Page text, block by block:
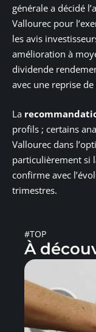
générale a décidé
Vallourec pour
les avis
amélioration à
dividende
avec une reprise de
La
profils ; certains
Vallourec dans
particulièrement si
confirme avec
trimestres.
#TOP
À